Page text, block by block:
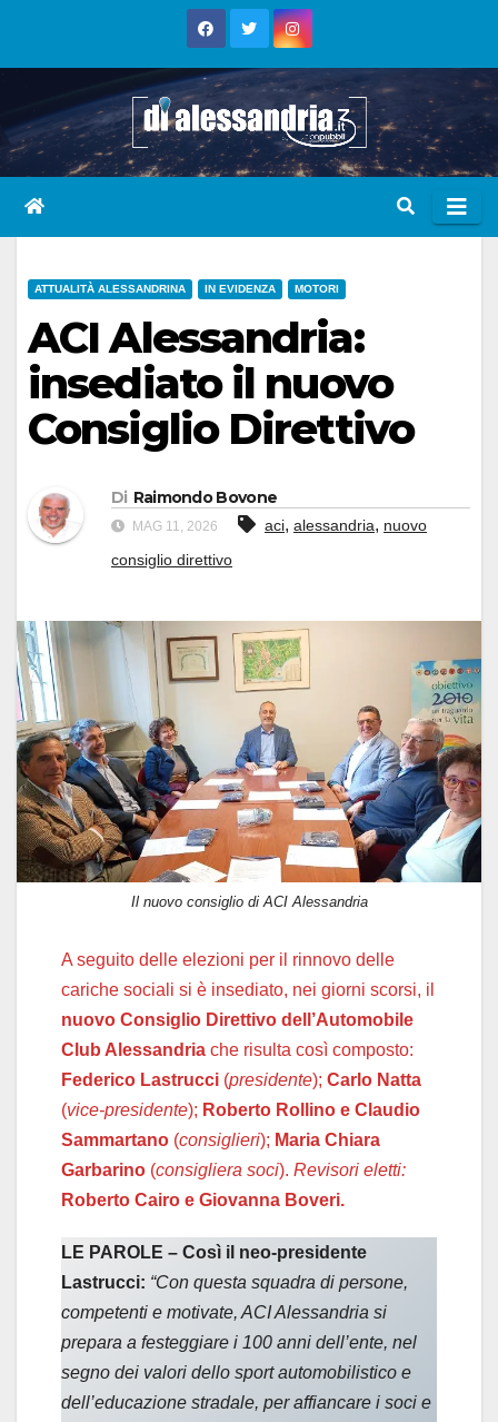
ATTUALITÀ ALESSANDRINA IN EVIDENZA MOTORI
ACI Alessandria:
insediato il nuovo
Consiglio Direttivo
Di Raimondo Bovone
MAG 11, 2026 aci, alessandria, nuovo
consiglio direttivo
Il nuovo consiglio di ACI Alessandria
A seguito delle elezioni per il rinnovo delle
cariche sociali si è insediato, nei giorni scorsi, il
nuovo Consiglio Direttivo dell’Automobile
Club Alessandria che risulta così composto:
Federico Lastrucci (presidente); Carlo Natta
(vice-presidente); Roberto Rollino e Claudio
Sammartano (consiglieri); Maria Chiara
Garbarino (consigliera soci). Revisori eletti:
Roberto Cairo e Giovanna Boveri.
LE PAROLE – Così il neo-presidente
Lastrucci: “Con questa squadra di persone,
competenti e motivate, ACI Alessandria si
prepara a festeggiare i 100 anni dell’ente, nel
segno dei valori dello sport automobilistico e
dell’educazione stradale, per affiancare i soci e